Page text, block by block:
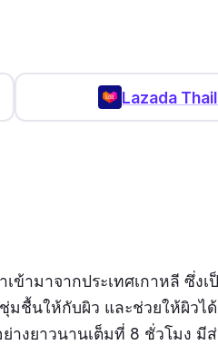
ย DUAL PDRN 0.5% ที่จะช่
แซลมอน และ จากพืช พร้
งความนุ่มฟูเด้งให้ใบหน้าเราอี
Lazada
ามาจากประเทศเกาหลี ซึ่ง
ชื้นให้กับผิว และช่วยให้ผิวไ
างยาวนานเต็มที่ 8 ชั่วโมง มี